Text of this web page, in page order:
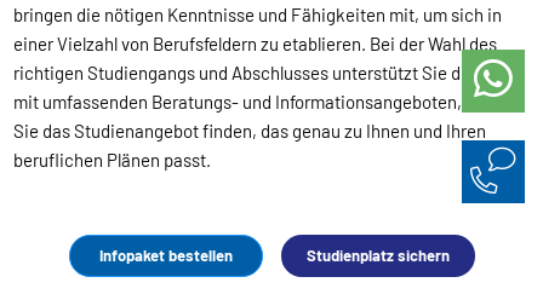
Infopaket bestellen Studienplatz sichern
bringen die nötigen Kenntnisse und Fähigkeiten mit, um sich in
einer Vielzahl von Berufsfeldern zu etablieren. Bei der Wahl des
richtigen Studiengangs und Abschlusses unterstützt Sie die WBH
mit umfassenden Beratungs- und Informationsangeboten, damit
Sie das Studienangebot finden, das genau zu Ihnen und Ihren
beruflichen Plänen passt.
Diese Fachbereiche sind an